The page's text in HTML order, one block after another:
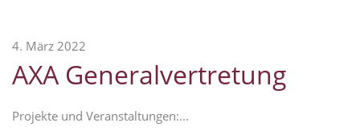
4. März 2022
AXA Generalvertretung
Projekte und Veranstaltungen:...